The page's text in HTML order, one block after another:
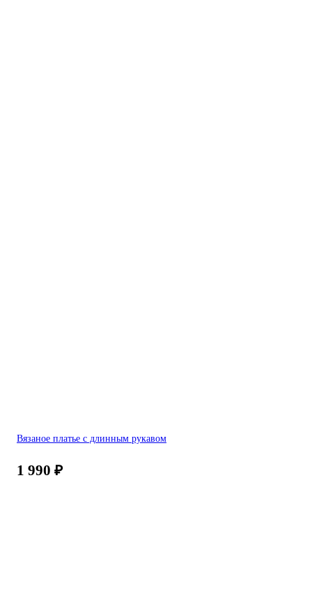
Вязаное платье с длинным рукавом
1 990 ₽